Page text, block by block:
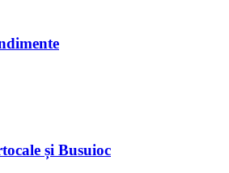
și Busuioc